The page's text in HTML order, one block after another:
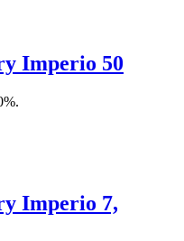
Imperio 50
Imperio 7,